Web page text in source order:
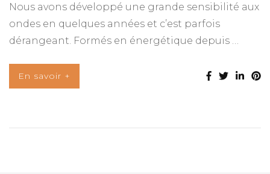
Nous avons développé une grande sensibilité aux
ondes en quelques années et c’est parfois
dérangeant. Formés en énergétique depuis …
En savoir +